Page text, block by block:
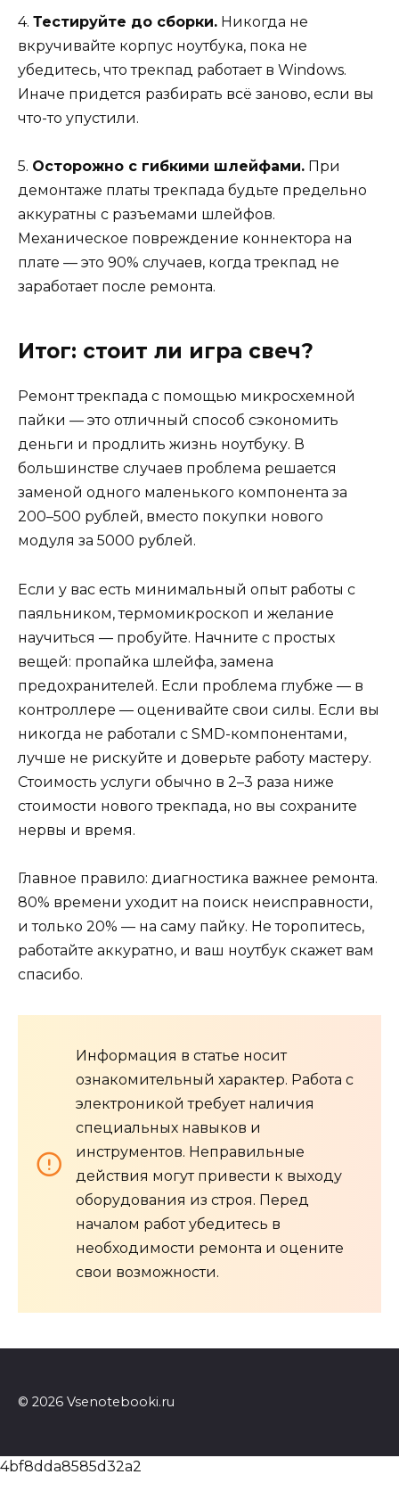
4. Тестируйте до сборки. Никогда не
вкручивайте корпус ноутбука, пока не
убедитесь, что трекпад работает в Windows.
Иначе придется разбирать всё заново, если вы
что-то упустили.
5. Осторожно с гибкими шлейфами. При
демонтаже платы трекпада будьте предельно
аккуратны с разъемами шлейфов.
Механическое повреждение коннектора на
плате — это 90% случаев, когда трекпад не
заработает после ремонта.
Итог: стоит ли игра свеч?
Ремонт трекпада с помощью микросхемной
пайки — это отличный способ сэкономить
деньги и продлить жизнь ноутбуку. В
большинстве случаев проблема решается
заменой одного маленького компонента за
200–500 рублей, вместо покупки нового
модуля за 5000 рублей.
Если у вас есть минимальный опыт работы с
паяльником, термомикроскоп и желание
научиться — пробуйте. Начните с простых
вещей: пропайка шлейфа, замена
предохранителей. Если проблема глубже — в
контроллере — оценивайте свои силы. Если вы
никогда не работали с SMD-компонентами,
лучше не рискуйте и доверьте работу мастеру.
Стоимость услуги обычно в 2–3 раза ниже
стоимости нового трекпада, но вы сохраните
нервы и время.
Главное правило: диагностика важнее ремонта.
80% времени уходит на поиск неисправности,
и только 20% — на саму пайку. Не торопитесь,
работайте аккуратно, и ваш ноутбук скажет вам
спасибо.
Информация в статье носит
ознакомительный характер. Работа с
электроникой требует наличия
специальных навыков и
инструментов. Неправильные
действия могут привести к выходу
оборудования из строя. Перед
началом работ убедитесь в
необходимости ремонта и оцените
свои возможности.
© 2026 Vsenotebooki.ru
4bf8dda8585d32a2